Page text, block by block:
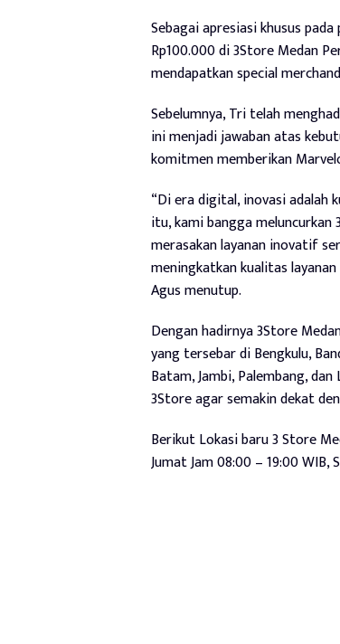
Sebagai apresiasi khusus
Rp100.000 di 3Store Medan
mendapatkan special
Sebelumnya, Tri telah
ini menjadi jawaban atas
komitmen memberikan
“Di era digital, inovasi adalah
itu, kami bangga
merasakan layanan inovatif
meningkatkan kualitas
Agus menutup.
Dengan hadirnya 3Store
yang tersebar di Bengkulu,
Batam, Jambi, Palembang,
3Store agar semakin dekat
Berikut Lokasi baru 3 Store
Jumat Jam 08:00 – 19:00 WIB,